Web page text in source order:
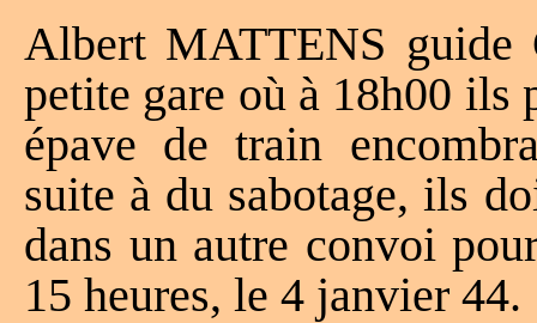
Albert MATTENS guide
petite gare où à 18h00 ils
épave de train
suite à du sabotage, ils
dans un autre convoi
15 heures, le 4 janvier 44.